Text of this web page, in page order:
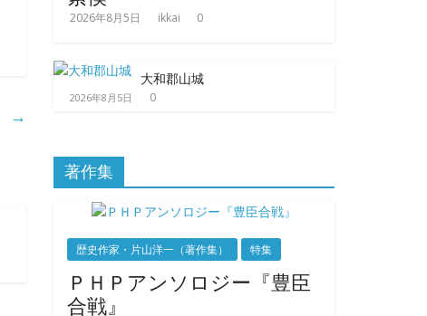
→
2026年8月5日 ikkai 0
大和郡山城
2026年8月5日 0
著作集
歴史作家・片山洋一（著作集） 特集
ＰＨＰアンソロジー『豊臣
合戦』